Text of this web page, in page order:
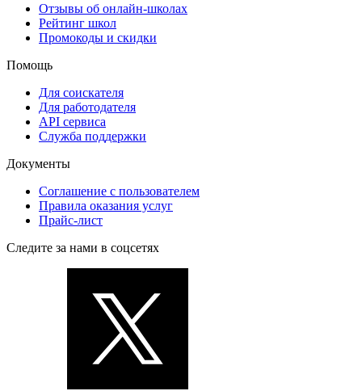
Отзывы об онлайн-школах
Рейтинг школ
Промокоды и скидки
Помощь
Для соискателя
Для работодателя
API сервиса
Служба поддержки
Документы
Соглашение с пользователем
Правила оказания услуг
Прайс-лист
Следите за нами в соцсетях